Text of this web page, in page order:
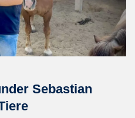
Sebastian